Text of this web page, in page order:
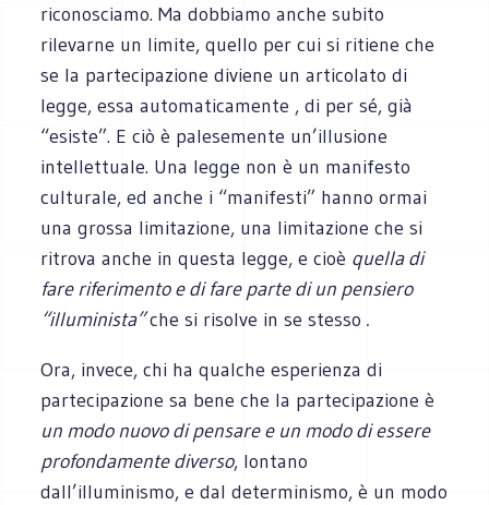
riconosciamo. Ma dobbiamo anche subito
rilevarne un limite, quello per cui si ritiene che
se la partecipazione diviene un articolato di
legge, essa automaticamente , di per sé, già
“esiste”. E ciò è palesemente un’illusione
intellettuale. Una legge non è un manifesto
culturale, ed anche i “manifesti” hanno ormai
una grossa limitazione, una limitazione che si
ritrova anche in questa legge, e cioè quella di
fare riferimento e di fare parte di un pensiero
“illuminista”che si risolve in se stesso .
Ora, invece, chi ha qualche esperienza di
partecipazione sa bene che la partecipazione è
un modo nuovo di pensare e un modo di essere
profondamente diverso, lontano
dall’illuminismo, e dal determinismo, è un modo